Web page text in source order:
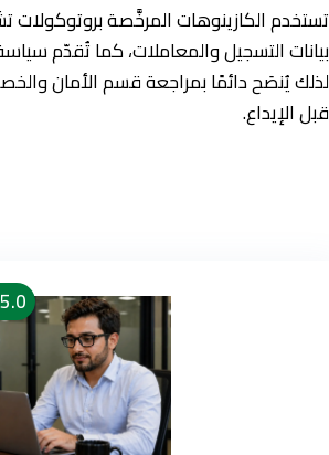
تستخدم الكازينوهات المرخَّصة بروتوكولات
بيانات التسجيل والمعاملات، كما تُقدّم
لذلك يُنصَح دائمًا بمراجعة قسم الأمان
قبل الإيداع.
5.0